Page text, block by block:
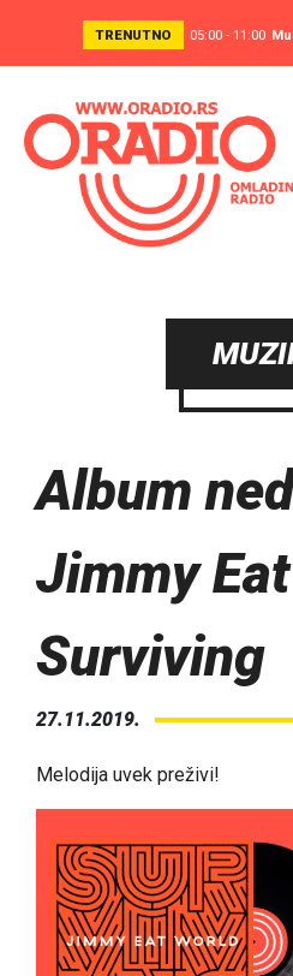
TRENUTNO 05:00 - 11:00
Album
Jimmy
Surviving
27.11.2019.
Melodija uvek preživi!